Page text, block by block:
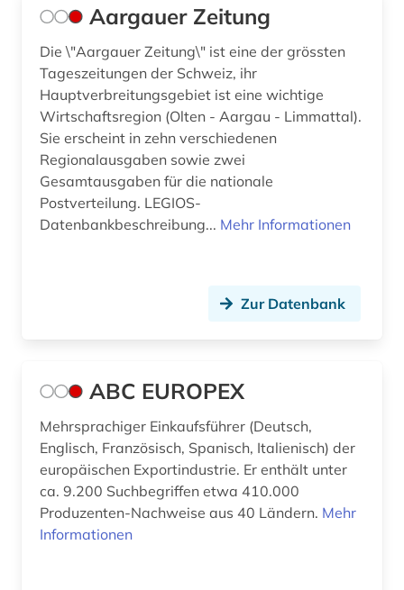
belgien (16)
belgienforschung (1)
belletristik (2)
benelux (1)
beratung (1)
bergbau (1)
bern (3)
berne <wesermarsch> (1)
beruf (1)
berufliche bildung (1)
Aargauer Zeitung
Die \"Aargauer Zeitung\" ist eine der grössten
Tageszeitungen der Schweiz, ihr
Hauptverbreitungsgebiet ist eine wichtige
Wirtschaftsregion (Olten - Aargau - Limmattal).
Sie erscheint in zehn verschiedenen
Regionalausgaben sowie zwei
Gesamtausgaben für die nationale
Postverteilung. LEGIOS-
Datenbankbeschreibung... Mehr Informationen
Zur Datenbank
ABC EUROPEX
Mehrsprachiger Einkaufsführer (Deutsch,
Englisch, Französisch, Spanisch, Italienisch) der
europäischen Exportindustrie. Er enthält unter
ca. 9.200 Suchbegriffen etwa 410.000
Produzenten-Nachweise aus 40 Ländern. Mehr
Informationen